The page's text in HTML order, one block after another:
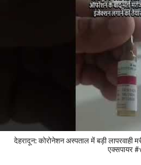
देहरादून: कोरोनेशन अस्पताल में बड़ी लापरवाही
एक्सपायर